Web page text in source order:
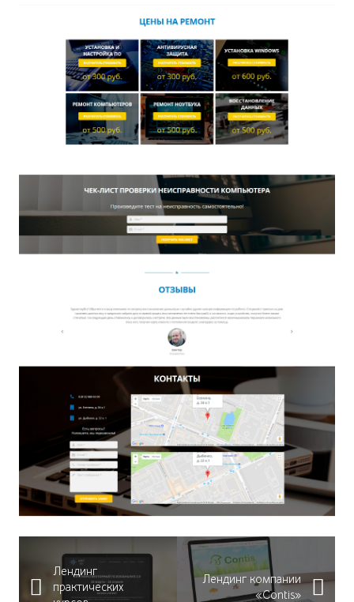
Лендинг
практических
Лендинг компании
«Contis»